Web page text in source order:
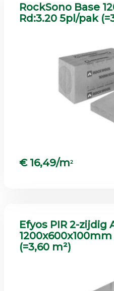
RockSono Base
Rd:3.20 5pl/pak
€ 16,49/m2
Efyos PIR 2-
(=3,60 m²)